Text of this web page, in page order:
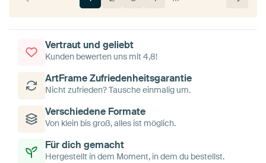
Vertraut und geliebt
Kunden bewerten uns mit 4,8!
ArtFrame Zufriedenheitsgarantie
Nicht zufrieden? Tausche einmalig um.
Verschiedene Formate
Von klein bis groß, alles ist möglich.
Für dich gemacht
Hergestellt in dem Moment, in dem du bestellst.